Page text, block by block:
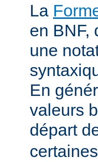
La
en BNF,
une
En
valeurs
départ